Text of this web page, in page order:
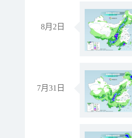
8月2日
7月31日